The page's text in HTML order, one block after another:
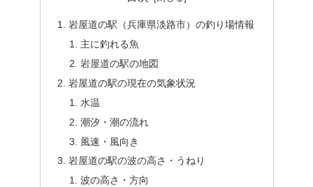
岩屋道の駅（兵庫県淡路市）の釣り場情報
主に釣れる魚
岩屋道の駅の地図
岩屋道の駅の現在の気象状況
水温
潮汐・潮の流れ
風速・風向き
岩屋道の駅の波の高さ・うねり
波の高さ・方向